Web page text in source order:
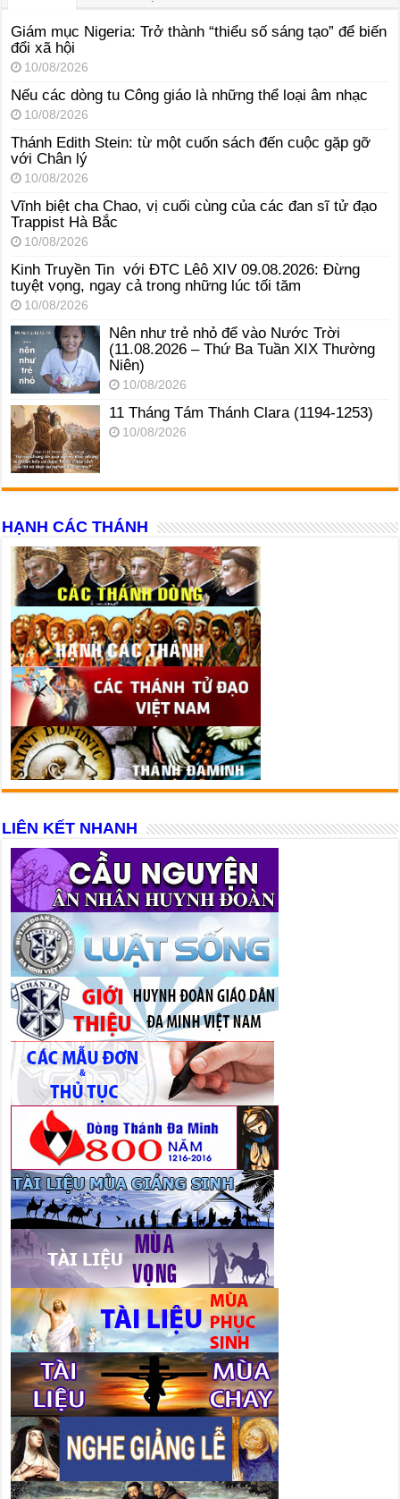
Giám mục Nigeria: Trở thành “thiểu số sáng tạo” để biến
đổi xã hội
10/08/2026
Nếu các dòng tu Công giáo là những thể loại âm nhạc
10/08/2026
Thánh Edith Stein: từ một cuốn sách đến cuộc gặp gỡ
với Chân lý
10/08/2026
Vĩnh biệt cha Chao, vị cuối cùng của các đan sĩ tử đạo
Trappist Hà Bắc
10/08/2026
Kinh Truyền Tin với ĐTC Lêô XIV 09.08.2026: Đừng
tuyệt vọng, ngay cả trong những lúc tối tăm
10/08/2026
Nên như trẻ nhỏ để vào Nước Trời
(11.08.2026 – Thứ Ba Tuần XIX Thường
Niên)
10/08/2026
11 Tháng Tám Thánh Clara (1194-1253)
10/08/2026
HẠNH CÁC THÁNH
LIÊN KẾT NHANH